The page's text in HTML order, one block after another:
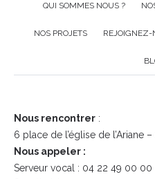
QUI SOMMES NOUS ?
NOS PROJETS REJOIGNEZ-
Nous rencontrer :
6 place de l’église de l’Ariane
Nous appeler :
Serveur vocal : 04 22 49 00 00